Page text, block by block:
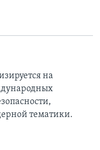
на
тематики.